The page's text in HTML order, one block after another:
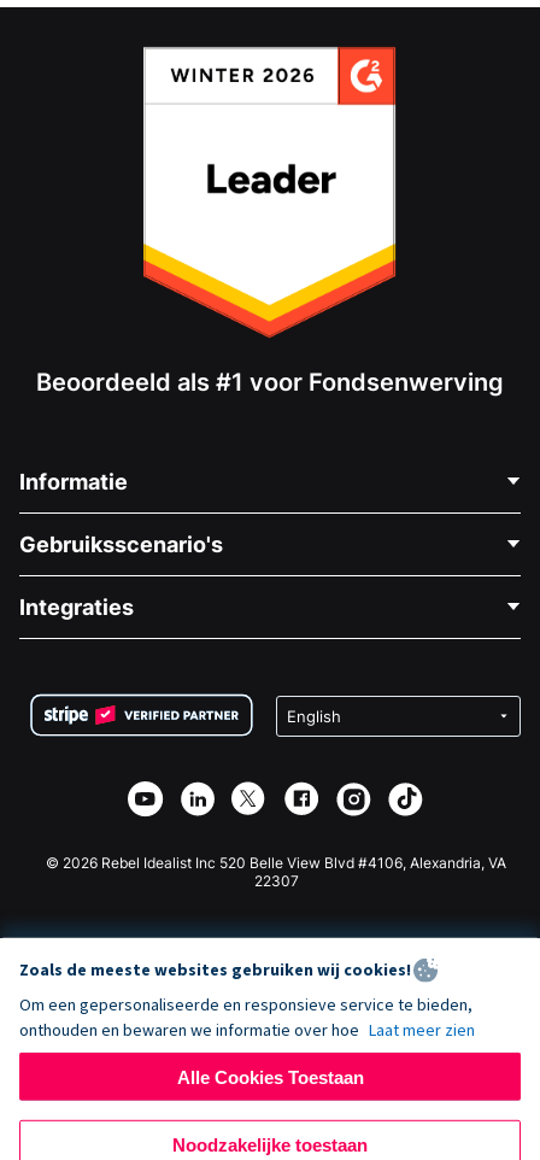
Beoordeeld als #1 voor Fondsenwerving
Informatie
Over Ons
Vacatures
Privacy
Affiliate Partnerschap
Gebruiksscenario's
Medische Fondsenwerving
Goede Doelen Fondsenwerving
Integraties
Wix Donatie Plugin
Webflow Donatie App
Joomla Donatie
© 2026 Rebel Idealist Inc 520 Belle View Blvd #4106, Alexandria, VA
22307
Zoals de meeste websites gebruiken wij cookies!
Om een gepersonaliseerde en responsieve service te bieden,
onthouden en bewaren we informatie over hoe Laat meer zien
Alle Cookies Toestaan
Noodzakelijke toestaan